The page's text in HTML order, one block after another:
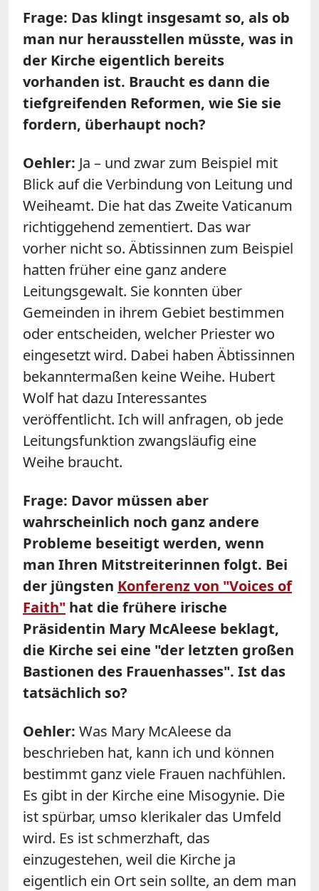
Frage: Das klingt insgesamt so, als ob
man nur herausstellen müsste, was in
der Kirche eigentlich bereits
vorhanden ist. Braucht es dann die
tiefgreifenden Reformen, wie Sie sie
fordern, überhaupt noch?
Oehler: Ja – und zwar zum Beispiel mit
Blick auf die Verbindung von Leitung und
Weiheamt. Die hat das Zweite Vaticanum
richtiggehend zementiert. Das war
vorher nicht so. Äbtissinnen zum Beispiel
hatten früher eine ganz andere
Leitungsgewalt. Sie konnten über
Gemeinden in ihrem Gebiet bestimmen
oder entscheiden, welcher Priester wo
eingesetzt wird. Dabei haben Äbtissinnen
bekanntermaßen keine Weihe. Hubert
Wolf hat dazu Interessantes
veröffentlicht. Ich will anfragen, ob jede
Leitungsfunktion zwangsläufig eine
Weihe braucht.
Frage: Davor müssen aber
wahrscheinlich noch ganz andere
Probleme beseitigt werden, wenn
man Ihren Mitstreiterinnen folgt. Bei
der jüngsten Konferenz von "Voices of
Faith" hat die frühere irische
Präsidentin Mary McAleese beklagt,
die Kirche sei eine "der letzten großen
Bastionen des Frauenhasses". Ist das
tatsächlich so?
Oehler: Was Mary McAleese da
beschrieben hat, kann ich und können
bestimmt ganz viele Frauen nachfühlen.
Es gibt in der Kirche eine Misogynie. Die
ist spürbar, umso klerikaler das Umfeld
wird. Es ist schmerzhaft, das
einzugestehen, weil die Kirche ja
eigentlich ein Ort sein sollte, an dem man